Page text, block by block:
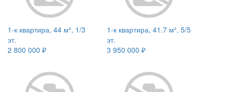
1-к квартира, 44 м², 1/3
эт.
2 800 000 ₽
1-к квартира, 41.7 м², 5/5
эт.
3 950 000 ₽